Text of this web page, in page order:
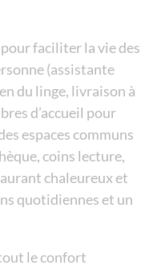
faciliter la vie des
(assistante
du linge, livraison à
d’accueil pour
espaces communs
coins lecture,
chaleureux et
quotidiennes et un
le confort